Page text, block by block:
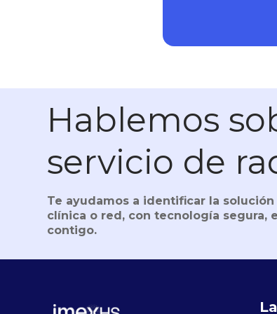
Hablemos
servicio de
Te ayudamos a identificar la
clínica o red, con tecnología segura,
contigo.